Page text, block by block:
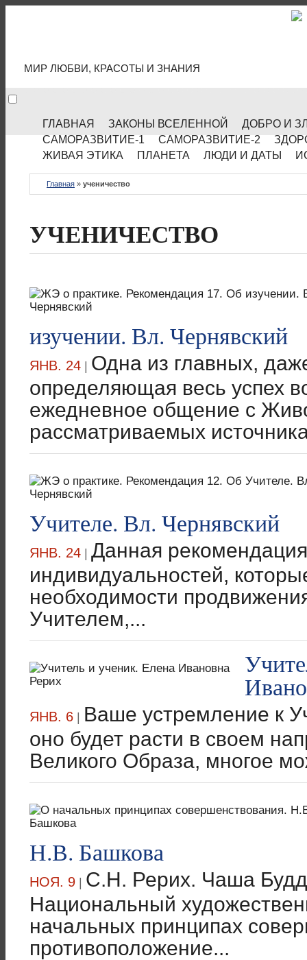
МИР ЛЮБВИ, КРАСОТЫ И ЗНАНИЯ
ГЛАВНАЯ ЗАКОНЫ ВСЕЛЕННОЙ
ДОБРО И
САМОРАЗВИТИЕ-1
САМОРАЗВИТИЕ-2
ЖИВАЯ ЭТИКА
ПЛАНЕТА ЛЮДИ И ДАТЫ
Главная » ученичество
УЧЕНИЧЕСТВО
изучении. Вл. Чернявский
ЯНВ. 24 | Одна из главных,
определяющая весь успех
ежедневное общение с
рассматриваемых
Учителе. Вл. Чернявский
ЯНВ. 24 | Данная
индивидуальностей,
необходимости
Учителем,...
ЯНВ. 6 | Ваше устремление к
оно будет расти в своем
Великого Образа, многое
Н.В. Башкова
НОЯ. 9 | С.Н. Рерих. Чаша
Национальный
начальных принципах
противоположение...